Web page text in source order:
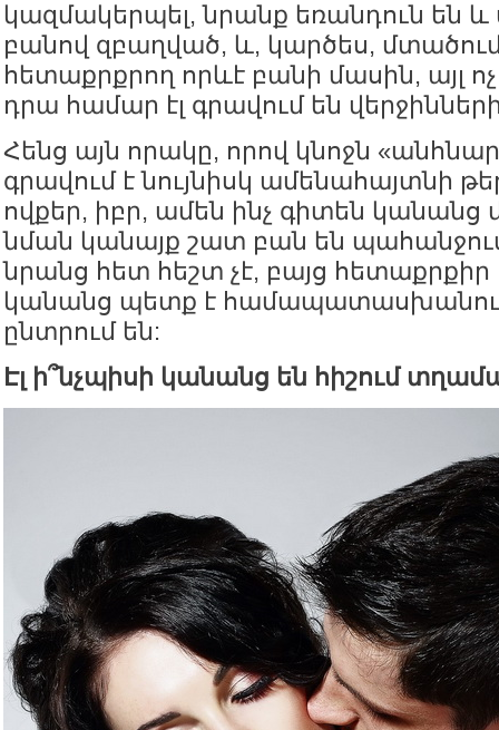
կազմակերպել, նրանք եռանդուն են և
բանով զբաղված, և, կարծես,
հետաքրքրող որևէ բանի մասին, այլ
դրա համար էլ գրավում են
Հենց այն որակը, որով կնոջն «անհնար
գրավում է նույնիսկ ամենահայտնի
ովքեր, իբր, ամեն ինչ գիտեն կանանց
նման կանայք շատ բան են
նրանց հետ հեշտ չէ, բայց հետաքրքիր
կանանց պետք է
ընտրում են:
Էլ ի՞նչպիսի կանանց են հիշում